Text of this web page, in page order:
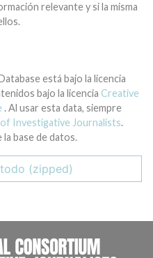
relevante y si la misma
está bajo la licencia
bajo la licencia Creative
. Al usar esta data, siempre
Investigative Journalists.
la base de datos.
(zipped)